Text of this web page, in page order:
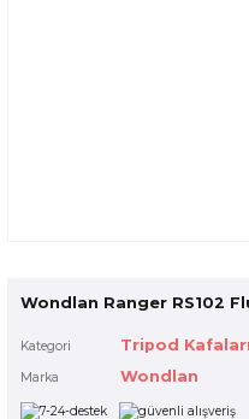
Wondlan Ranger RS102
Kategori Tripod Kafaları
Marka Wondlan